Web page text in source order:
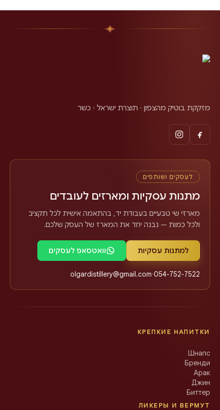
מזקקת בוטיק מהצפון · תוצרת ישראל · כשר
לעסקים ושותפים
מתנות עסקיות ומארזים לעובדים
מארזי שי טבעיים בעבודת יד, בהתאמה אישית לכל תקציב
ולכל כמות — נבנה יחד את המארז של העסק שלכם.
למתנות עסקיות וואטסאפ לעסקים
054-752-7522
·
olgardistillery@gmail.com
КРЕПКИЕ НАПИТКИ
Шнапс
Бренди
Арак
Джин
Биттер
ЛИКЕРЫ И ВЕРМУТ